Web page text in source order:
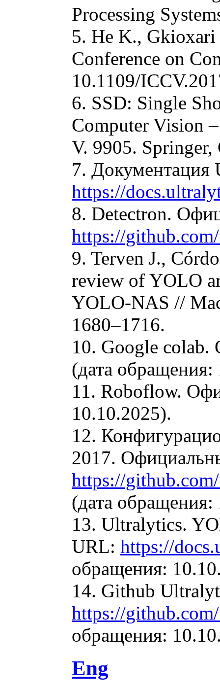
Processing
5. He K.,
Conference on
10.1109/
6. SSD: Single
Computer Vision
V. 9905.
7.
https://
8. Detectron.
https://
9. Terven J.,
review of YOLO
YOLO-NAS //
1680–1716.
10. Google
(дата
11. Roboflow.
10.10.2025).
12.
2017.
https://
(дата
13. Ultralytics.
URL: https://
обращения:
14. Github
https://
обращения:
Eng